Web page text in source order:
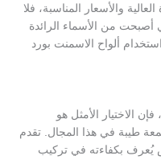
والأسعار المناسبة، فلا
أصبحت من الأسماء الرائدة
ألواح الاسمنت بورد
الاختيار الأمثل هو
طيبة في هذا المجال. تقدم
يُعرف بكفاءته في تركيب